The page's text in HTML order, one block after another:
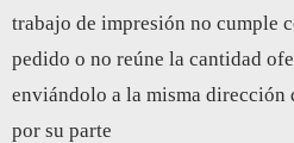
trabajo de impresión no cumple
pedido o no reúne la cantidad
enviándolo a la misma dirección
por su parte